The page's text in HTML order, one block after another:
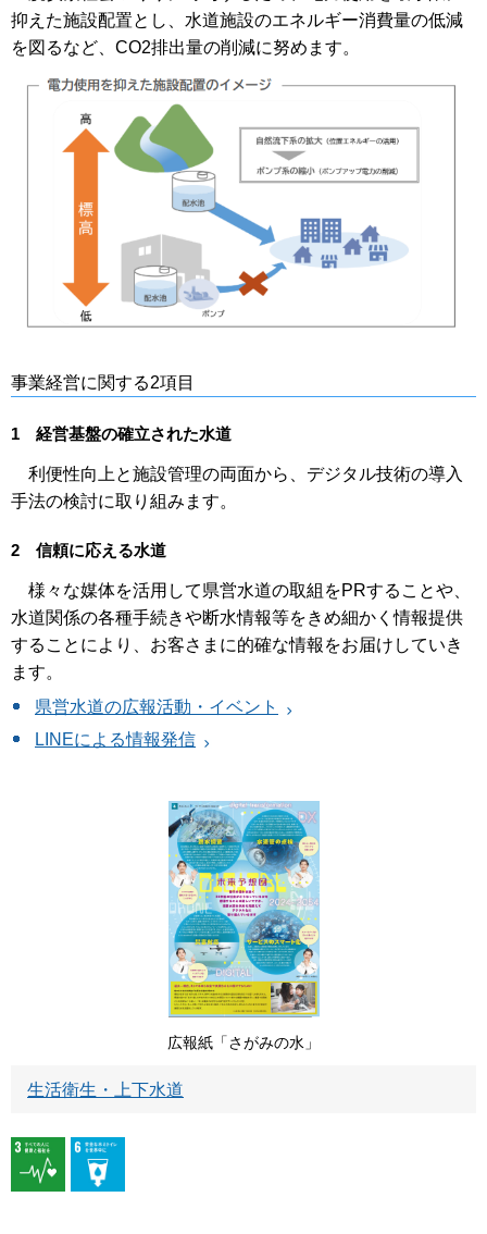
抑えた施設配置とし、水道施設のエネルギー消費量の低減
を図るなど、CO2排出量の削減に努めます。
事業経営に関する2項目
1 経営基盤の確立された水道
利便性向上と施設管理の両面から、デジタル技術の導入
手法の検討に取り組みます。
2 信頼に応える水道
様々な媒体を活用して県営水道の取組をPRすることや、
水道関係の各種手続きや断水情報等をきめ細かく情報提供
することにより、お客さまに的確な情報をお届けしていき
ます。
県営水道の広報活動・イベント
LINEによる情報発信
広報紙「さがみの水」
生活衛生・上下水道